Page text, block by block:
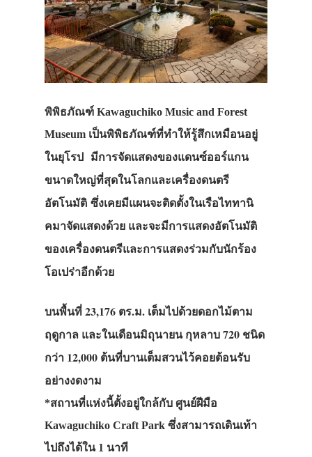
พิพิธภัณฑ์ Kawaguchiko Music and Forest
Museum เป็นพิพิธภัณฑ์ที่ทำให้รู้สึกเหมือนอยู่
ในยุโรป มีการจัดแสดงของแดนซ์ออร์แกน
ขนาดใหญ่ที่สุดในโลกและเครื่องดนตรี
อัตโนมัติ ซึ่งเคยมีแผนจะติดตั้งในเรือไททานิ
คมาจัดแสดงด้วย และจะมีการแสดงอัตโนมัติ
ของเครื่องดนตรีและการแสดงร่วมกับนักร้อง
โอเปร่าอีกด้วย
บนพื้นที่ 23,176 ตร.ม. เต็มไปด้วยดอกไม้ตาม
ฤดูกาล และในเดือนมิถุนายน กุหลาบ 720 ชนิด
กว่า 12,000 ต้นที่บานเต็มสวนไว้คอยต้อนรับ
อย่างงดงาม
*สถานที่แห่งนี้ตั้งอยู่ใกล้กับ ศูนย์ฝีมือ
Kawaguchiko Craft Park ซึ่งสามารถเดินเท้า
ไปถึงได้ใน 1 นาที